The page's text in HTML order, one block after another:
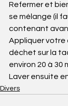
Refermer et
se mélange (il
contenant
Appliquer
déchet sur la
environ 20 à 30
Laver ensuite
Divers